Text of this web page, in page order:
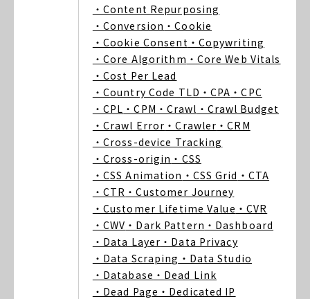
・Content Repurposing
・Conversion ・Cookie
・Cookie Consent ・Copywriting
・Core Algorithm ・Core Web Vitals
・Cost Per Lead
・Country Code TLD ・CPA ・CPC
・CPL ・CPM ・Crawl ・Crawl Budget
・Crawl Error ・Crawler ・CRM
・Cross-device Tracking
・Cross-origin ・CSS
・CSS Animation ・CSS Grid ・CTA
・CTR ・Customer Journey
・Customer Lifetime Value ・CVR
・CWV ・Dark Pattern ・Dashboard
・Data Layer ・Data Privacy
・Data Scraping ・Data Studio
・Database ・Dead Link
・Dead Page ・Dedicated IP